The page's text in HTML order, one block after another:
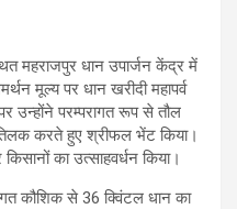
महराजपुर धान उपार्जन केंद्र में
मूल्य पर धान खरीदी महापर्व
उन्होंने परम्परागत रूप से तौल
करते हुए श्रीफल भेंट किया।
का उत्साहवर्धन किया।
कौशिक से 36 क्विंटल धान का